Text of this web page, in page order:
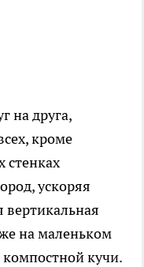
на друга,
кроме
стенках
ускоряя
вертикальная
на маленьком
компостной кучи.